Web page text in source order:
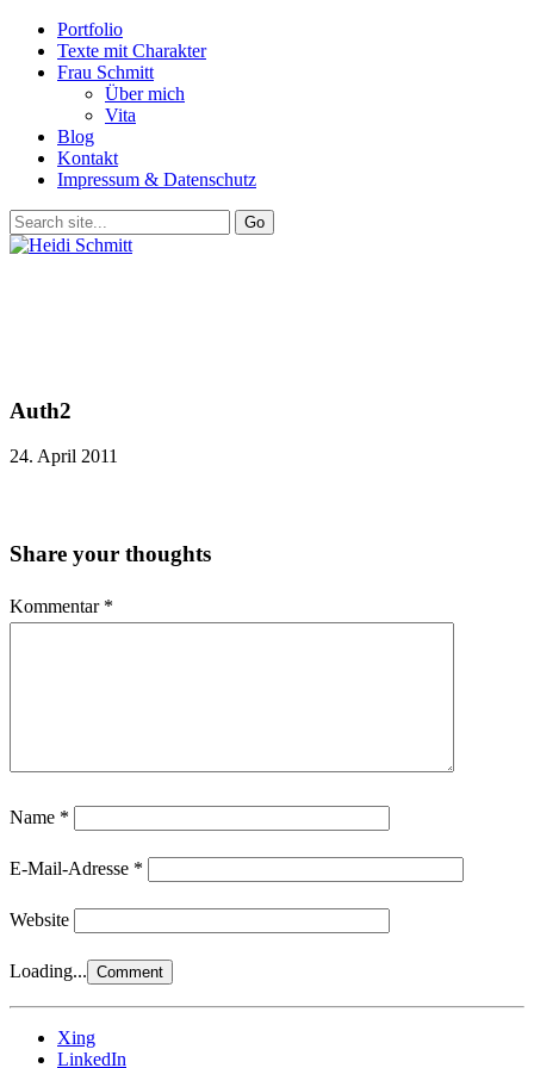
Portfolio
Texte mit Charakter
Frau Schmitt
Über mich
Vita
Blog
Kontakt
Impressum & Datenschutz
Auth2
24. April 2011
Share your thoughts
Kommentar *
Name *
E-Mail-Adresse *
Website
Loading...
Xing
LinkedIn